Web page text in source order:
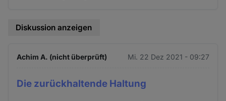
Diskussion anzeigen
Achim A. (nicht überprüft) Mi. 22 Dez 2021 - 09:27
Die zurückhaltende Haltung